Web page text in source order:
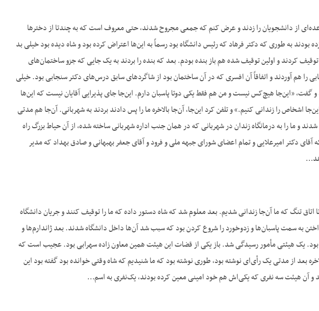
در دانشگاه و عده‌ای از دانشجویان را زدند و عرض کنم که جمعی مجروح شدند، حتی معروف است که به چندتا از دخترها
بودند به طوری که دکتر فرهاد که رئیس دانشگاه بود رسماً به این‌ها اعتراض کرده بود و شاه دیده بود خیلی بد
کردند و اولین توقیف شده هم باز بنده بودم. بعد که بنده را بردند به یک جایی که جزو ساختمان‌های
هم آوردند و اتفاقاً آن افسری که در آن ساختمان بود از شاگردهای سابق درس‌های دکتر سنجابی بود. خیلی
گفت، «این‌جا هیچ‌کس نیست و من هم فقط یکی دوتا پاسبان دارم. این‌جا جای پذیرایی آقایان نیست که این‌ها
را زندانی کنیم.» و تلفن کرد این‌جا، آن‌جا بالاخره ما را پس دادند بردند به شهربانی. آن‌جا هم مدتی
و ما را به درمانگاه زندان در شهربانی که در همان جنب اداره شهربانی ساخته شده، از آن حیاط بزرگ راه
دکتر امیرعلایی و تمام اعضای شورای جبهه ملی و فرود و آقای جعفر بهبهانی و صادق بهداد که مدیر
اتاق تنگ که ما آن‌جا زندانی شدیم. بعد معلوم شد که شاه دستور داده که ما را توقیف کنند و جریان دانشگاه
به سمت پاسبان‌ها و زدوخورد را شروع کردن بود که سبب شد آن‌ها داخل دانشگاه شدند. بعد ژاندارم‌ها و
بود. یک هیئتی مأمور رسیدگی شد. باز یکی از قضات این هیئت همین معاون زاده سهرابی بود. عجیب است که
بعد از مدتی یک رأی‌ای نوشته بود، طوری نوشته بود که ما شنیدیم که شاه وقتی خوانده بود گفته بود این
و آن هیئت سه نفری که یکی‌اش هم خود امینی معین کرده بودند، یک‌نفری به اسم…